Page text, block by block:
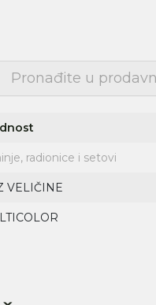
Pronađite u
radionice i setovi
VELIČINE